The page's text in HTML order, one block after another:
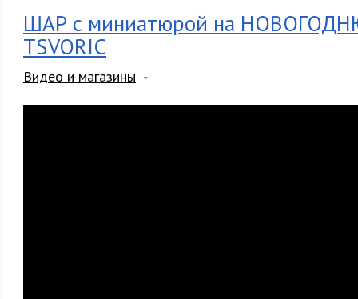
ШАР с миниатюрой на
TSVORIC
Видео и магазины